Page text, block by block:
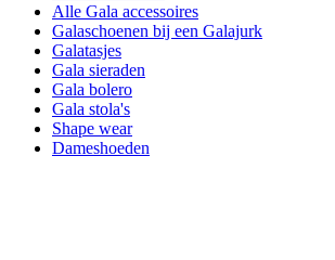
Alle Gala accessoires
Galaschoenen bij een Galajurk
Galatasjes
Gala sieraden
Gala bolero
Gala stola's
Shape wear
Dameshoeden